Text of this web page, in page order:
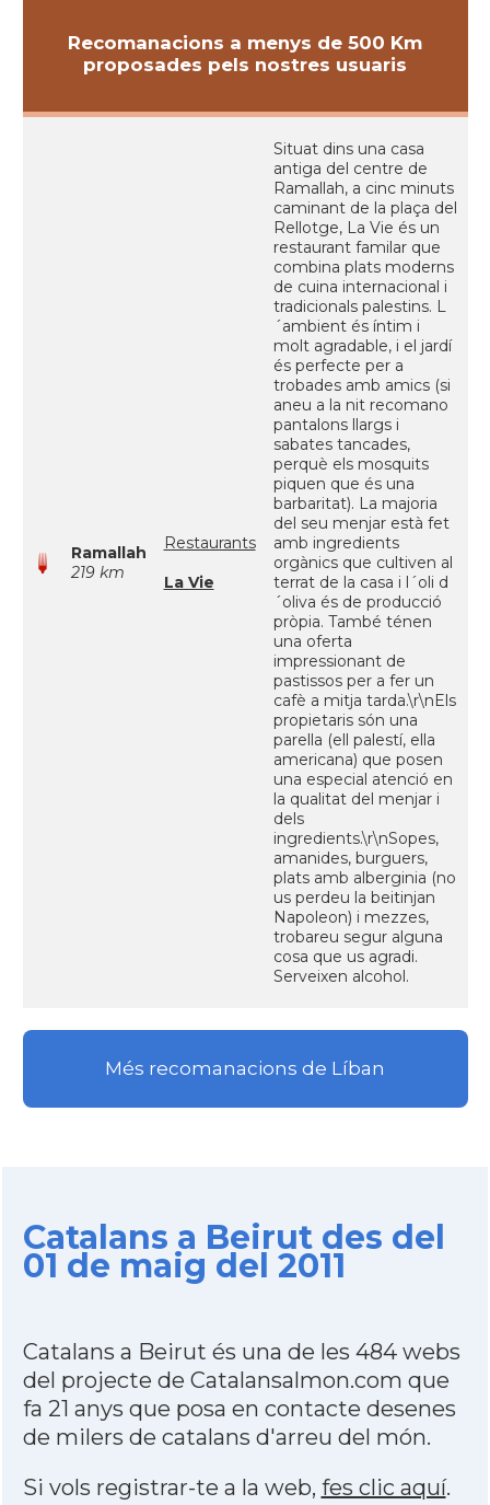
Recomanacions a menys de 500 Km
proposades pels nostres usuaris
Ramallah
219 km
Restaurants
La Vie
Situat dins una casa
antiga del centre de
Ramallah, a cinc minuts
caminant de la plaça del
Rellotge, La Vie és un
restaurant familar que
combina plats moderns
de cuina internacional i
tradicionals palestins. L
´ambient és íntim i
molt agradable, i el jardí
és perfecte per a
trobades amb amics (si
aneu a la nit recomano
pantalons llargs i
sabates tancades,
perquè els mosquits
piquen que és una
barbaritat). La majoria
del seu menjar està fet
amb ingredients
orgànics que cultiven al
terrat de la casa i l´oli d
´oliva és de producció
pròpia. També ténen
una oferta
impressionant de
pastissos per a fer un
cafè a mitja tarda.\r\nEls
propietaris són una
parella (ell palestí, ella
americana) que posen
una especial atenció en
la qualitat del menjar i
dels
ingredients.\r\nSopes,
amanides, burguers,
plats amb alberginia (no
us perdeu la beitinjan
Napoleon) i mezzes,
trobareu segur alguna
cosa que us agradi.
Serveixen alcohol.
Més recomanacions de Líban
Catalans a Beirut des del
01 de maig del 2011
Catalans a Beirut és una de les 484 webs
del projecte de Catalansalmon.com que
fa 21 anys que posa en contacte desenes
de milers de catalans d'arreu del món.
Si vols registrar-te a la web, fes clic aquí.